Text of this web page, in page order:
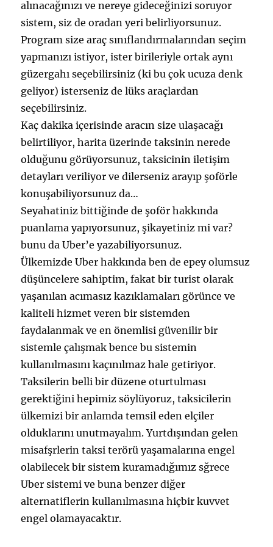
alınacağınızı ve nereye gideceğinizi soruyor
sistem, siz de oradan yeri belirliyorsunuz.
Program size araç sınıflandırmalarından seçim
yapmanızı istiyor, ister birileriyle ortak aynı
güzergahı seçebilirsiniz (ki bu çok ucuza denk
geliyor) isterseniz de lüks araçlardan
seçebilirsiniz.
Kaç dakika içerisinde aracın size ulaşacağı
belirtiliyor, harita üzerinde taksinin nerede
olduğunu görüyorsunuz, taksicinin iletişim
detayları veriliyor ve dilerseniz arayıp şoförle
konuşabiliyorsunuz da…
Seyahatiniz bittiğinde de şoför hakkında
puanlama yapıyorsunuz, şikayetiniz mi var?
bunu da Uber’e yazabiliyorsunuz.
Ülkemizde Uber hakkında ben de epey olumsuz
düşüncelere sahiptim, fakat bir turist olarak
yaşanılan acımasız kazıklamaları görünce ve
kaliteli hizmet veren bir sistemden
faydalanmak ve en önemlisi güvenilir bir
sistemle çalışmak bence bu sistemin
kullanılmasını kaçınılmaz hale getiriyor.
Taksilerin belli bir düzene oturtulması
gerektiğini hepimiz söylüyoruz, taksicilerin
ülkemizi bir anlamda temsil eden elçiler
olduklarını unutmayalım. Yurtdışından gelen
misafşrlerin taksi terörü yaşamalarına engel
olabilecek bir sistem kuramadığımız sğrece
Uber sistemi ve buna benzer diğer
alternatiflerin kullanılmasına hiçbir kuvvet
engel olamayacaktır.